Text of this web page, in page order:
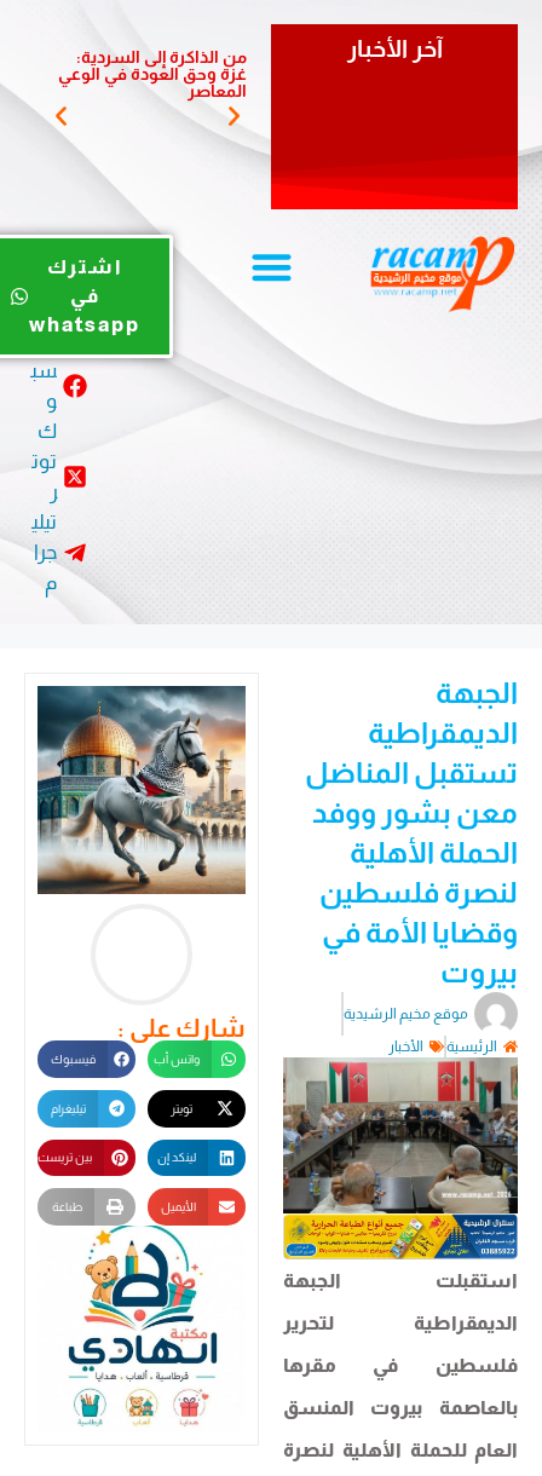
آخر الأخبار
من الذاكرة إلى السردية:
غزة وحق العودة في الوعي
المعاصر
يو
ب
سب
و
توت
ر
تيلي
جرا
م
اشترك
في
whatsapp
الجبهة
الديمقراطية
تستقبل المناضل
معن بشور ووفد
الحملة الأهلية
لنصرة فلسطين
وقضايا الأمة في
بيروت
موقع مخيم الرشيدية
الرئيسية
الأخبار
استقبلت الجبهة
الديمقراطية لتحرير
فلسطين في مقرها
بالعاصمة بيروت المنسق
العام للحملة الأهلية لنصرة
شارك على :
واتس أب فيسبوك
تيليغرام
لينكد إن بين تريست
الأيميل طباعة